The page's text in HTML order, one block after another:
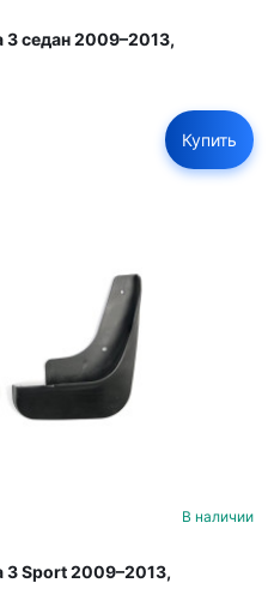
3 седан 2009–2013,
Купить
В наличии
3 Sport 2009–2013,